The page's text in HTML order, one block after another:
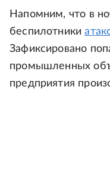
Напомним, что в
беспилотники
Зафиксировано
промышленных
предприятия